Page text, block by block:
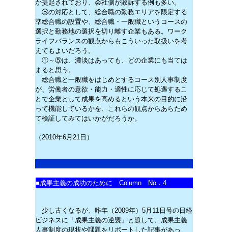
か提起されており、会社側が敗訴する例も多い。
⑤の対応として、総合職の勤務エリアを限定する
準総合職の設置や、総合職・一般職というコースの
選択と勤務地の選択を切り離す企業もある。ワーク
ライフバランスの観点からもこういった取扱いを考
えてもよいだろう。
①～⑤は、濃淡はあっても、どの企業にも当ては
まると思う。
総合職と一般職をはじめとするコース別人事制度
が、労働者の意欲・能力・適性に応じて処遇するこ
とで企業として成果を高めるという本来の目的に沿
って機能しているかを、これらの観点からあらため
て検証してみてはいかがだろうか。
（2010年6月21日）
■成果主義の成功のために Column No．4
少し古くなるが、昨年（2009年）5月11日号の日経
ビジネスに「成果主義の逆襲」と題して、成果主義
人事制度の現状や課題をリポートした記事があっ